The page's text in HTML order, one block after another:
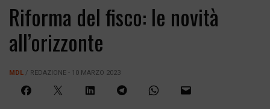
Riforma del fisco: le novità
all’orizzonte
MDL / REDAZIONE - 10 MARZO 2023